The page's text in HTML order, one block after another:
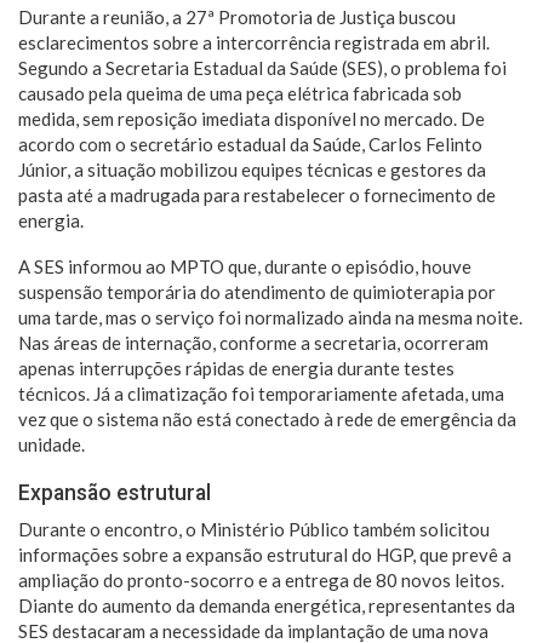
Durante a reunião, a 27ª Promotoria de Justiça buscou
esclarecimentos sobre a intercorrência registrada em abril.
Segundo a Secretaria Estadual da Saúde (SES), o problema foi
causado pela queima de uma peça elétrica fabricada sob
medida, sem reposição imediata disponível no mercado. De
acordo com o secretário estadual da Saúde, Carlos Felinto
Júnior, a situação mobilizou equipes técnicas e gestores da
pasta até a madrugada para restabelecer o fornecimento de
energia.
A SES informou ao MPTO que, durante o episódio, houve
suspensão temporária do atendimento de quimioterapia por
uma tarde, mas o serviço foi normalizado ainda na mesma noite.
Nas áreas de internação, conforme a secretaria, ocorreram
apenas interrupções rápidas de energia durante testes
técnicos. Já a climatização foi temporariamente afetada, uma
vez que o sistema não está conectado à rede de emergência da
unidade.
Expansão estrutural
Durante o encontro, o Ministério Público também solicitou
informações sobre a expansão estrutural do HGP, que prevê a
ampliação do pronto-socorro e a entrega de 80 novos leitos.
Diante do aumento da demanda energética, representantes da
SES destacaram a necessidade da implantação de uma nova